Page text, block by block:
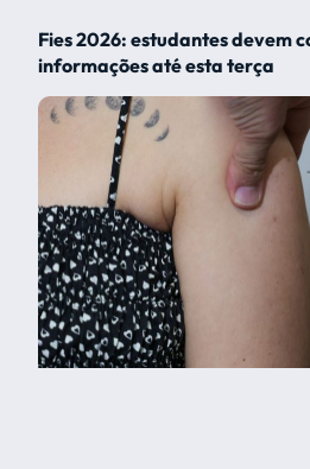
Fies 2026: estudantes devem
informações até esta terça